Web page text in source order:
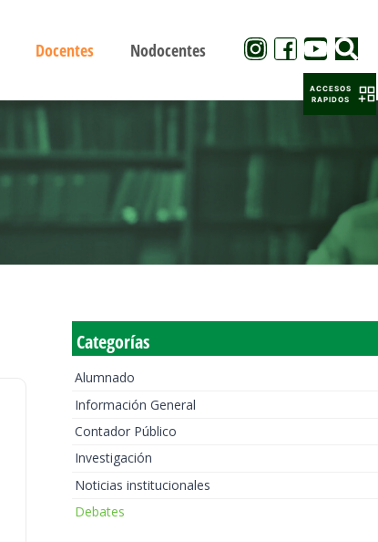
Docentes Nodocentes
Categorías
Alumnado
Información General
Contador Público
Investigación
Noticias institucionales
Debates
ACCESOS
RAPIDOS